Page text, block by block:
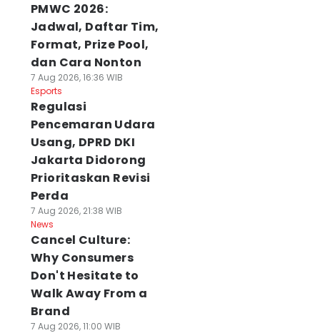
PMWC 2026:
Jadwal, Daftar Tim,
Format, Prize Pool,
dan Cara Nonton
7 Aug 2026, 16:36 WIB
Esports
Regulasi
Pencemaran Udara
Usang, DPRD DKI
Jakarta Didorong
Prioritaskan Revisi
Perda
7 Aug 2026, 21:38 WIB
News
Cancel Culture:
Why Consumers
Don't Hesitate to
Walk Away From a
Brand
7 Aug 2026, 11:00 WIB